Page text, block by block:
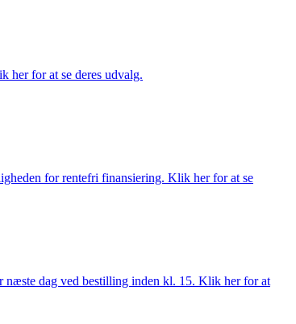
her for at se deres udvalg.
for rentefri finansiering. Klik her for at se
dag ved bestilling inden kl. 15. Klik her for at